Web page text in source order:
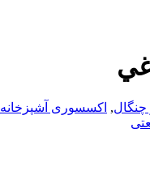
چنگال, اکسسوری آشپزخانه